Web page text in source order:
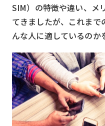
SIM）の特徴や違い、メ
てきましたが、これま
んな人に適しているのか